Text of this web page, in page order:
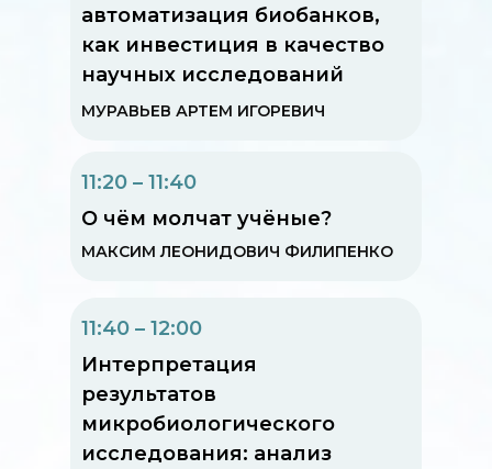
автоматизация биобанков,
как инвестиция в качество
научных исследований
МУРАВЬЕВ АРТЕМ ИГОРЕВИЧ
11:20 – 11:40
О чём молчат учёные?
МАКСИМ ЛЕОНИДОВИЧ ФИЛИПЕНКО
11:40 – 12:00
Интерпретация
результатов
микробиологического
исследования: анализ